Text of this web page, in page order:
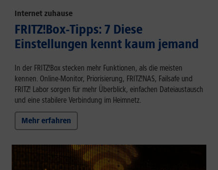
Internet zuhause
FRITZ!Box-Tipps: 7 Diese
Einstellungen kennt kaum jemand
In der FRITZ!Box stecken mehr Funktionen, als die meisten
kennen. Online-Monitor, Priorisierung, FRITZ!NAS, Failsafe und
FRITZ! Labor sorgen für mehr Überblick, einfachen Dateiaustausch
und eine stabilere Verbindung im Heimnetz.
Mehr erfahren